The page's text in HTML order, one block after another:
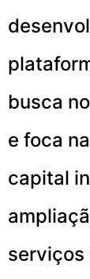
busca
e foca
capital
serviços